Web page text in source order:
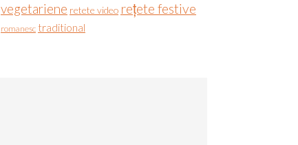
vegetariene retete video rețete festive
romanesc traditional